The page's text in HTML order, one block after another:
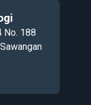
No. 188